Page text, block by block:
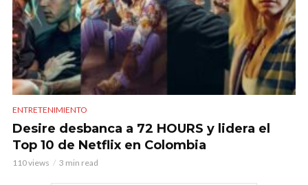
ENTRETENIMIENTO
Desire desbanca a 72 HOURS y lidera el
Top 10 de Netflix en Colombia
110 views 3 min read